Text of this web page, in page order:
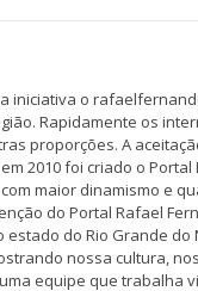
iniciativa o
Rapidamente os
proporções. A
2010 foi criado o
maior dinamismo e
do Portal Rafael
do Rio Grande
nossa cultura,
equipe que trabalha